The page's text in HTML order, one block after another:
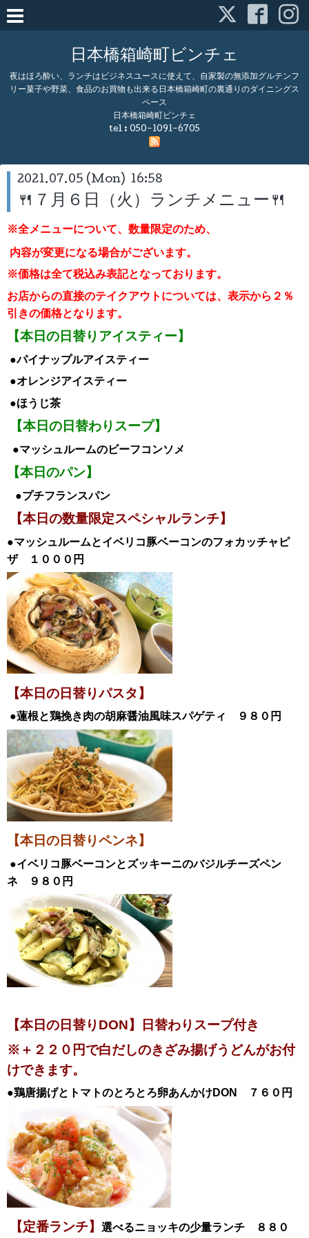
日本橋箱崎町ビンチェ
夜はほろ酔い、ランチはビジネスユースに使えて、自家製の無添加グルテンフ
リー菓子や野菜、食品のお買物も出来る日本橋箱崎町の裏通りのダイニングス
ペース
日本橋箱崎町ビンチェ
tel : 050-1091-6705
2021.07.05 (Mon) 16:58
🍴７月６日（火）ランチメニュー🍴
※全メニューについて、数量限定のため、
内容が変更になる場合がございます。
※価格は全て税込み表記となっております。
お店からの直接のテイクアウトについては、表示から２％
引きの価格となります。
【本日の日替りアイスティー】
●パイナップルアイスティー
●オレンジアイスティー
●ほうじ茶
【本日の日替わりスープ】
●マッシュルームのビーフコンソメ
【本日のパン】
●プチフランスパン
【本日の数量限定スペシャルランチ】
●マッシュルームとイベリコ豚ベーコンのフォカッチャピ
ザ １０００ 円
【本日の日替りパスタ】
●蓮根と鶏挽き肉の胡麻醤油風味スパゲティ ９８０円
【本日の日替りペンネ】
●イベリコ豚ベーコンとズッキーニのバジルチーズペン
ネ ９８０ 円
【本日の日替りDON】日替わりスープ付き
※＋２２０円で白だしのきざみ揚げうどんがお付
けできます。
●鶏唐揚げとトマトのとろとろ卵あんかけDON ７６０円
【定番ランチ】 選べるニョッキの少量ランチ ８８０